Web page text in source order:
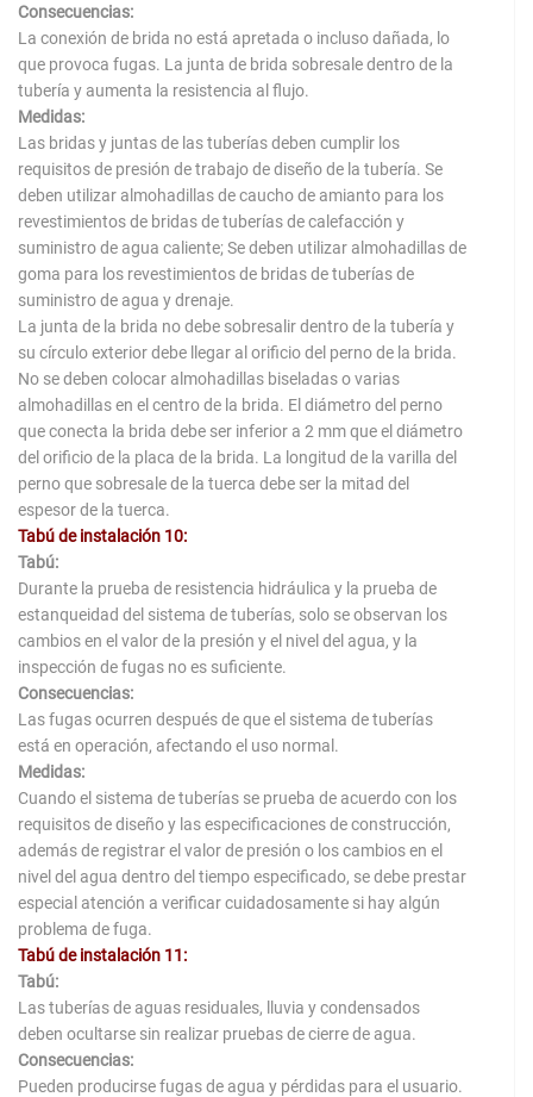
Consecuencias:
La conexión de brida no está apretada o incluso dañada, lo
que provoca fugas. La junta de brida sobresale dentro de la
tubería y aumenta la resistencia al flujo.
Medidas:
Las bridas y juntas de las tuberías deben cumplir los
requisitos de presión de trabajo de diseño de la tubería. Se
deben utilizar almohadillas de caucho de amianto para los
revestimientos de bridas de tuberías de calefacción y
suministro de agua caliente; Se deben utilizar almohadillas de
goma para los revestimientos de bridas de tuberías de
suministro de agua y drenaje.
La junta de la brida no debe sobresalir dentro de la tubería y
su círculo exterior debe llegar al orificio del perno de la brida.
No se deben colocar almohadillas biseladas o varias
almohadillas en el centro de la brida. El diámetro del perno
que conecta la brida debe ser inferior a 2 mm que el diámetro
del orificio de la placa de la brida. La longitud de la varilla del
perno que sobresale de la tuerca debe ser la mitad del
espesor de la tuerca.
Tabú de instalación 10:
Tabú:
Durante la prueba de resistencia hidráulica y la prueba de
estanqueidad del sistema de tuberías, solo se observan los
cambios en el valor de la presión y el nivel del agua, y la
inspección de fugas no es suficiente.
Consecuencias:
Las fugas ocurren después de que el sistema de tuberías
está en operación, afectando el uso normal.
Medidas:
Cuando el sistema de tuberías se prueba de acuerdo con los
requisitos de diseño y las especificaciones de construcción,
además de registrar el valor de presión o los cambios en el
nivel del agua dentro del tiempo especificado, se debe prestar
especial atención a verificar cuidadosamente si hay algún
problema de fuga.
Tabú de instalación 11:
Tabú:
Las tuberías de aguas residuales, lluvia y condensados ​​
deben ocultarse sin realizar pruebas de cierre de agua.
Consecuencias:
Pueden producirse fugas de agua y pérdidas para el usuario.